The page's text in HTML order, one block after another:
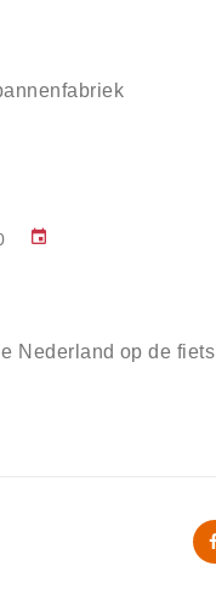
event
Nederland op de fiets